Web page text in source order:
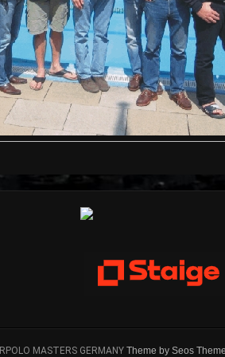
MASTERS GERMANY Theme by Seos